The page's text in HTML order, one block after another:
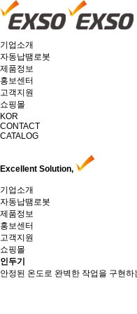
기업소개
자동납땜로봇
제품정보
홍보센터
고객지원
쇼핑몰
KOR
CONTACT
CATALOG
Excellent Solution,
기업소개
자동납땜로봇
제품정보
홍보센터
고객지원
쇼핑몰
인두기
안정된 온도로 완벽한 작업을 구현